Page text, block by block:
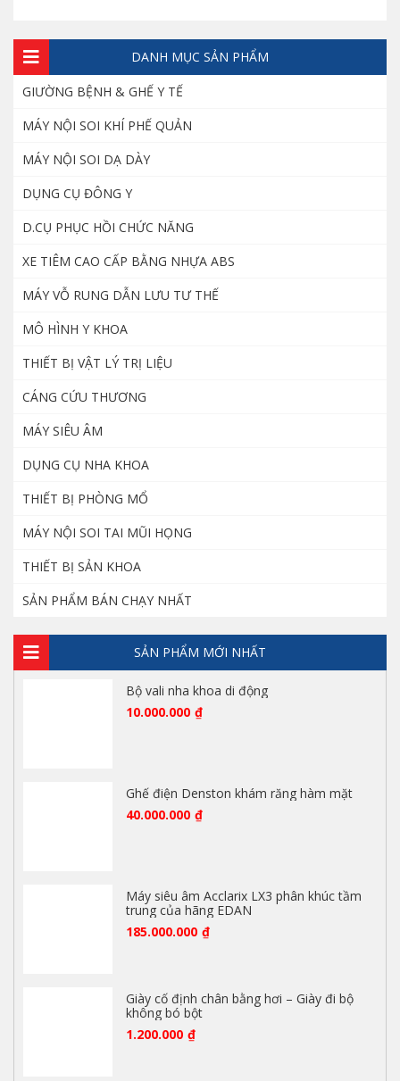
DANH MỤC SẢN PHẨM
GIƯỜNG BỆNH & GHẾ Y TẾ
MÁY NỘI SOI KHÍ PHẾ QUẢN
MÁY NỘI SOI DẠ DÀY
DỤNG CỤ ĐÔNG Y
D.CỤ PHỤC HỒI CHỨC NĂNG
XE TIÊM CAO CẤP BẰNG NHỰA ABS
MÁY VỖ RUNG DẪN LƯU TƯ THẾ
MÔ HÌNH Y KHOA
THIẾT BỊ VẬT LÝ TRỊ LIỆU
CÁNG CỨU THƯƠNG
MÁY SIÊU ÂM
DỤNG CỤ NHA KHOA
THIẾT BỊ PHÒNG MỔ
MÁY NỘI SOI TAI MŨI HỌNG
THIẾT BỊ SẢN KHOA
SẢN PHẨM BÁN CHẠY NHẤT
SẢN PHẨM MỚI NHẤT
Bộ vali nha khoa di động
10.000.000 ₫
Ghế điện Denston khám răng hàm mặt
40.000.000 ₫
Máy siêu âm Acclarix LX3 phân khúc tầm
trung của hãng EDAN
185.000.000 ₫
Giày cố định chân bằng hơi – Giày đi bộ
không bó bột
1.200.000 ₫